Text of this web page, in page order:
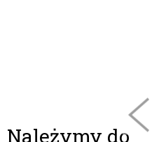
Należymy do